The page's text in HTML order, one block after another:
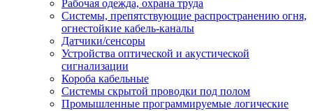
Рабочая одежда, охрана труда
Системы, препятствующие распространению огня,
огнестойкие кабель-каналы
Датчики/сенсоры
Устройства оптической и акустической
сигнализации
Короба кабельные
Системы скрытой проводки под полом
Промышленные программируемые логические